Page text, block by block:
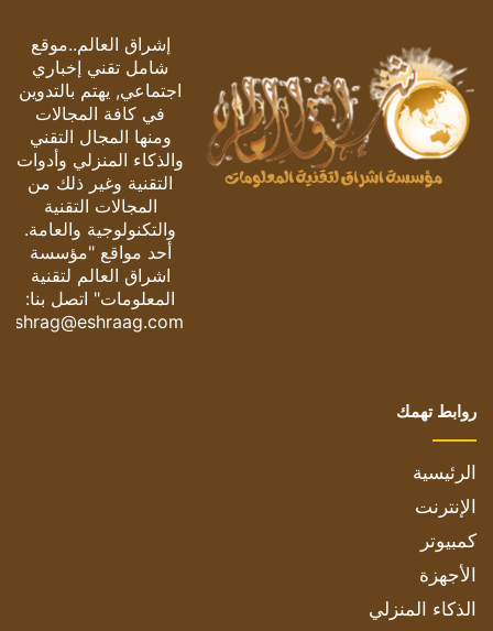
إشراق العالم..موقع
شامل تقني إخباري
اجتماعي, يهتم بالتدوين
في كافة المجالات
ومنها المجال التقني
والذكاء المنزلي وأدوات
التقنية وغير ذلك من
المجالات التقنية
والتكنولوجية والعامة.
أحد مواقع "مؤسسة
اشراق العالم لتقنية
المعلومات" اتصل بنا:
eshrag@eshraag.com
روابط تهمك
الرئيسية
الإنترنت
كمبيوتر
الأجهزة
الذكاء المنزلي